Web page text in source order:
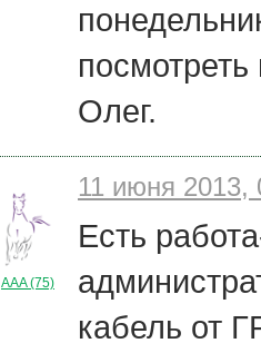
Олег.
AAA (75)
11 июня 2013,
Есть
кабель от